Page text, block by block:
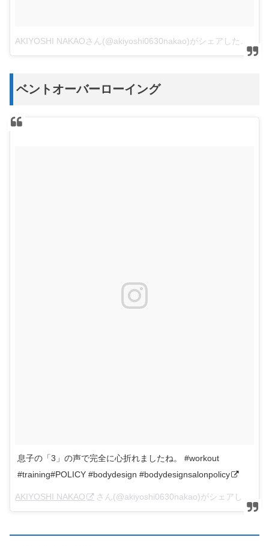
AKIYOSHI NAKAOさん(@akiyoshi0630nakao)がシェアした投稿
ベントオーバーローイング
息子の「3」の声で完全に心折れましたね。 #workout
#training#POLICY #bodydesign #bodydesignsalonpolicy
AKIYOSHI NAKAO さん(@akiyoshi0630nakao)がシェアした投稿 –